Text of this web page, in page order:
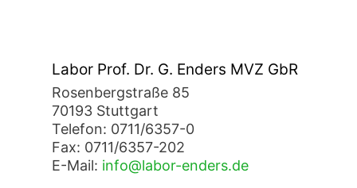
Labor Prof. Dr. G. Enders MVZ GbR
Rosenbergstraße 85
70193 Stuttgart
Telefon: 0711/6357-0
Fax: 0711/6357-202
E-Mail: info@labor-enders.de